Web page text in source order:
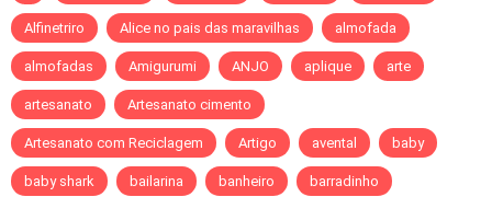
Alfinetriro Alice no pais das maravilhas almofada
almofadas Amigurumi ANJO aplique arte
artesanato Artesanato cimento
Artesanato com Reciclagem Artigo avental baby
baby shark bailarina banheiro barradinho